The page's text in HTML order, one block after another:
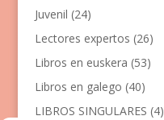
Juvenil (24)
Lectores expertos (26)
Libros en euskera (53)
Libros en galego (40)
LIBROS SINGULARES (4)